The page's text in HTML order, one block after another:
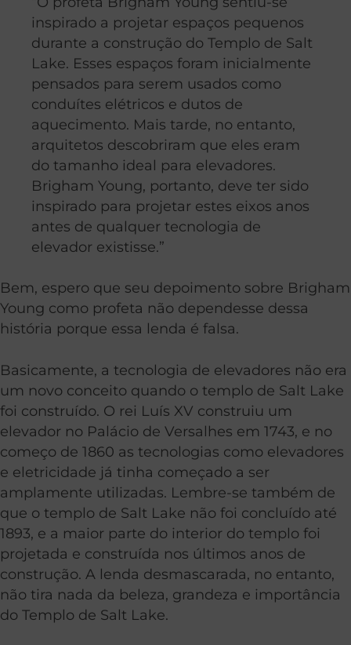
inspirado a projetar espaços pequenos
durante a construção do Templo de Salt
Lake. Esses espaços foram inicialmente
pensados para serem usados como
conduítes elétricos e dutos de
aquecimento. Mais tarde, no entanto,
arquitetos descobriram que eles eram
do tamanho ideal para elevadores.
Brigham Young, portanto, deve ter sido
inspirado para projetar estes eixos anos
antes de qualquer tecnologia de
elevador existisse.”
Bem, espero que seu depoimento sobre Brigham
Young como profeta não dependesse dessa
história porque essa lenda é falsa.
Basicamente, a tecnologia de elevadores não era
um novo conceito quando o templo de Salt Lake
foi construído. O rei Luís XV construiu um
elevador no Palácio de Versalhes em 1743, e no
começo de 1860 as tecnologias como elevadores
e eletricidade já tinha começado a ser
amplamente utilizadas. Lembre-se também de
que o templo de Salt Lake não foi concluído até
1893, e a maior parte do interior do templo foi
projetada e construída nos últimos anos de
construção. A lenda desmascarada, no entanto,
não tira nada da beleza, grandeza e importância
do Templo de Salt Lake.